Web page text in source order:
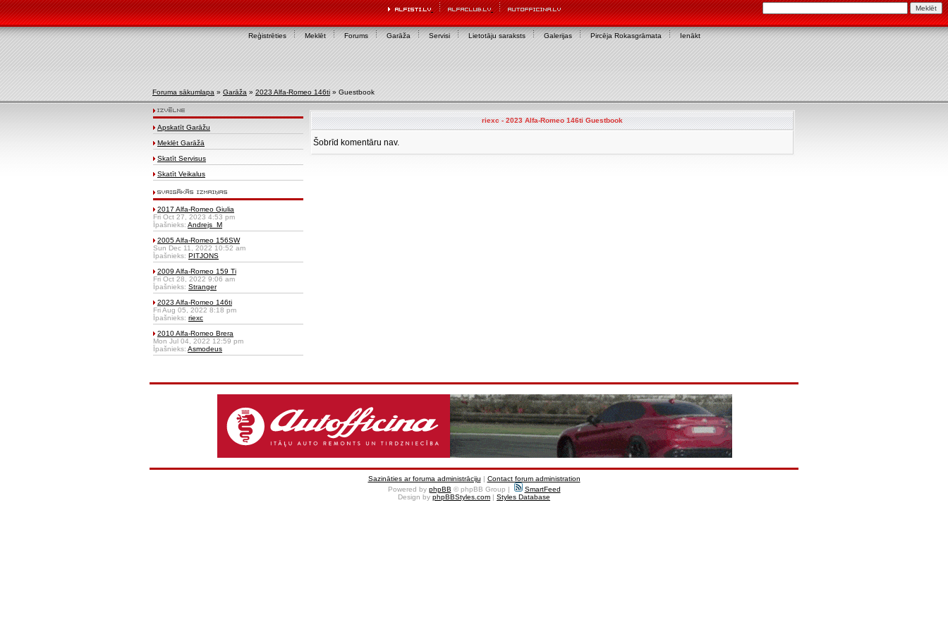
Reģistrēties Meklēt Forums Garāža Servisi Lietotāju saraksts Galerijas Pircēja Rokasgrāmata Ienākt
Foruma sākumlapa » Garāža » 2023 Alfa-Romeo 146ti » Guestbook
Apskatīt Garāžu
Meklēt Garāžā
Skatīt Servisus
Skatīt Veikalus
2017 Alfa-Romeo Giulia
Fri Oct 27, 2023 4:53 pm
Īpašnieks: Andrejs_M
2005 Alfa-Romeo 156SW
Sun Dec 11, 2022 10:52 am
Īpašnieks: PITJONS
2009 Alfa-Romeo 159 Ti
Fri Oct 28, 2022 9:06 am
Īpašnieks: Stranger
2023 Alfa-Romeo 146ti
Fri Aug 05, 2022 8:18 pm
Īpašnieks: riexc
2010 Alfa-Romeo Brera
Mon Jul 04, 2022 12:59 pm
Īpašnieks: Asmodeus
riexc - 2023 Alfa-Romeo 146ti Guestbook
Šobrīd komentāru nav.
Sazināties ar foruma administrāciju | Contact forum administration
Powered by phpBB © phpBB Group |
SmartFeed
Design by phpBBStyles.com | Styles Database